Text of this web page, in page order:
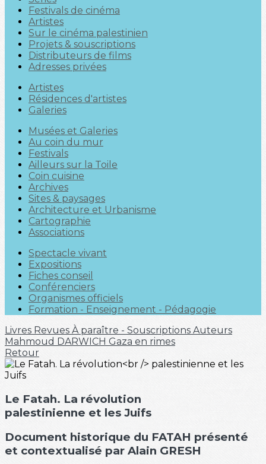
Festivals de cinéma
Artistes
Sur le cinéma palestinien
Projets & souscriptions
Distributeurs de films
Adresses privées
Artistes
Résidences d'artistes
Galeries
Musées et Galeries
Au coin du mur
Festivals
Ailleurs sur la Toile
Coin cuisine
Archives
Sites & paysages
Architecture et Urbanisme
Cartographie
Associations
Spectacle vivant
Expositions
Fiches conseil
Conférenciers
Organismes officiels
Formation - Enseignement - Pédagogie
Livres Revues À paraître - Souscriptions Auteurs
Mahmoud DARWICH Gaza en rimes
Retour
Le Fatah. La révolution
palestinienne et les Juifs
Document historique du FATAH présenté
et contextualisé par Alain GRESH